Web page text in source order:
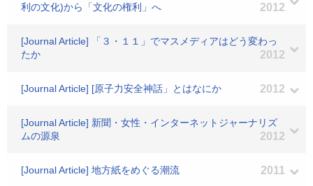
利の文化)から「文化の権利」へ
2012
[Journal Article] 「３・１１」でマスメディアはどう変わっ
たか
2012
[Journal Article] [原子力安全神話」とはなにか 2012
[Journal Article] 新聞・女性・インターネットジャーナリズ
ムの源泉
2012
[Journal Article] 地方紙をめぐる潮流 2011